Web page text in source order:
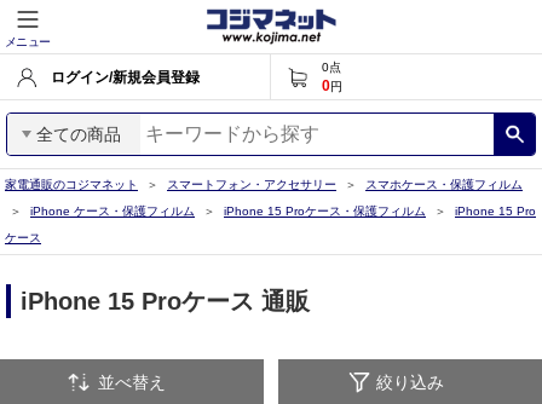
メニュー
ログイン/新規会員登録
0点
0円
全ての商品
家電通販のコジマネット スマートフォン・アクセサリー
スマホケース・保護フィルム
iPhone ケース・保護フィルム
iPhone 15 Proケース・保護フィルム
iPhone 15 Pro
ケース
iPhone 15 Proケース 通販
並べ替え 絞り込み